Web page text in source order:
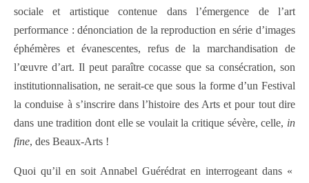
sociale et artistique contenue dans l’émergence de l’art
performance : dénonciation de la reproduction en série d’images
éphémères et évanescentes, refus de la marchandisation de
l’œuvre d’art. Il peut paraître cocasse que sa consécration, son
institutionnalisation, ne serait-ce que sous la forme d’un Festival
la conduise à s’inscrire dans l’histoire des Arts et pour tout dire
dans une tradition dont elle se voulait la critique sévère, celle, in
fine, des Beaux-Arts !
Quoi qu’il en soit Annabel Guérédrat en interrogeant dans «